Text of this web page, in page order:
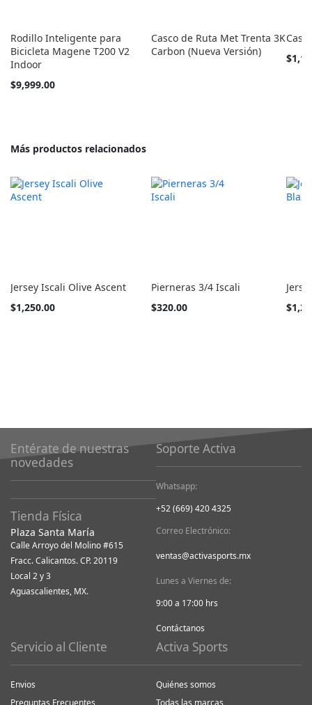
Rodillo Inteligente para
Bicicleta Magene T200 V2
Indoor
$9,999.00
Casco de Ruta Met Trenta 3K
Carbon (Nueva Versión)
Tan
Más productos relacionados
Jersey Iscali Olive Ascent
Tan
$1,250.00
Pierneras 3/4 Iscali
Tan
$320.00
Tan
Entérate de nuestras
novedades
Tienda Física
Plaza Santa María
Calle Arroyo del Molino #615
Fracc. Calicantos. CP. 20119
Local 2 y 3
Aguascalientes, MX.
Soporte Activa
Whatsapp:
+52 (669) 420 4325
Correo Electrónico:
ventas@activasports.mx
Lunes a Viernes de:
9:00 a 17:00 hrs
Contáctanos
Servicio al Cliente
Envios
Preguntas Frecuentes
Activa Sports
Quiénes somos
Todas las marcas